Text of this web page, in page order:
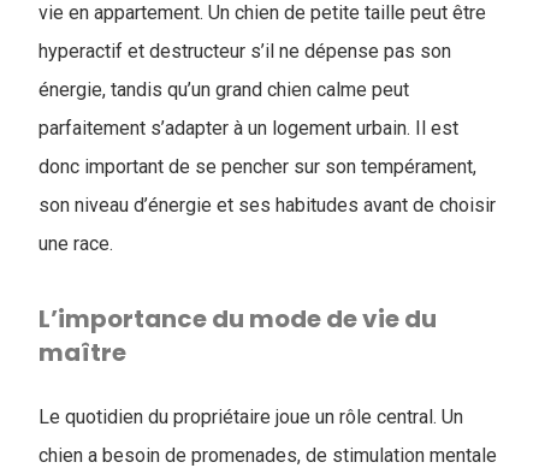
vie en appartement. Un chien de petite taille peut être
hyperactif et destructeur s’il ne dépense pas son
énergie, tandis qu’un grand chien calme peut
parfaitement s’adapter à un logement urbain. Il est
donc important de se pencher sur son tempérament,
son niveau d’énergie et ses habitudes avant de choisir
une race.
L’importance du mode de vie du
maître
Le quotidien du propriétaire joue un rôle central. Un
chien a besoin de promenades, de stimulation mentale